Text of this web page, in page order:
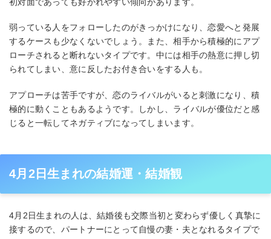
弱っている人をフォローしたのがきっかけになり、恋愛へと発展
するケースも少なくないでしょう。また、相手から積極的にアプ
ローチされると断れないタイプです。中には相手の熱意に押し切
られてしまい、意に反したお付き合いをする人も。
アプローチは苦手ですが、恋のライバルがいると刺激になり、積
極的に動くこともあるようです。しかし、ライバルが優位だと感
じると一転してネガティブになってしまいます。
4月2日生まれの結婚運・結婚観
4月2日生まれの人は、結婚後も交際当初と変わらず優しく真摯に
接するので、パートナーにとって自慢の妻・夫となれるタイプで